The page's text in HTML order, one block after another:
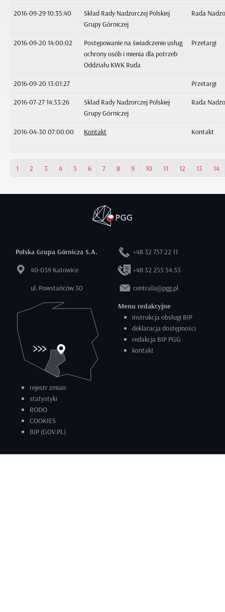
2016-09-29 10:35:40
Skład Rady Nadzorczej Polskiej
Grupy Górniczej
Rada
2016-09-20 14:00:02
Postępowanie na świadczenie usług
ochrony osób i mienia dla potrzeb
Oddziału KWK Ruda
Przetargi
2016-09-20 13:01:27 Przetargi
2016-07-27 14:33:26
Skład Rady Nadzorczej Polskiej
Grupy Górniczej
Rada
2016-04-30 07:00:00 Kontakt Kontakt
1 2 3 4 5 6 7 8 9 10 11 12 13 14
Polska Grupa Górnicza S.A.
40-039 Katowice
ul. Powstańców 30
+48 32 757 22 11
+48 32 255 54 53
centrala@pgg.pl
Menu redakcyjne
instrukcja obsługi BIP
deklaracja dostępności
redakcja BIP PGG
kontakt
rejestr zmian
statystyki
RODO
COOKIES
BIP (GOV.PL)